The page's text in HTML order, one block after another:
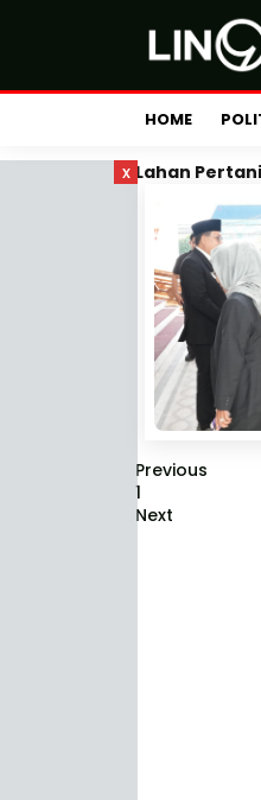
HOME
x Lahan
Previous
1
Next